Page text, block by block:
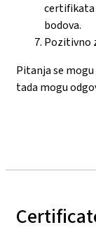
certifikata
bodova.
Pozitivno
Pitanja se
tada mogu